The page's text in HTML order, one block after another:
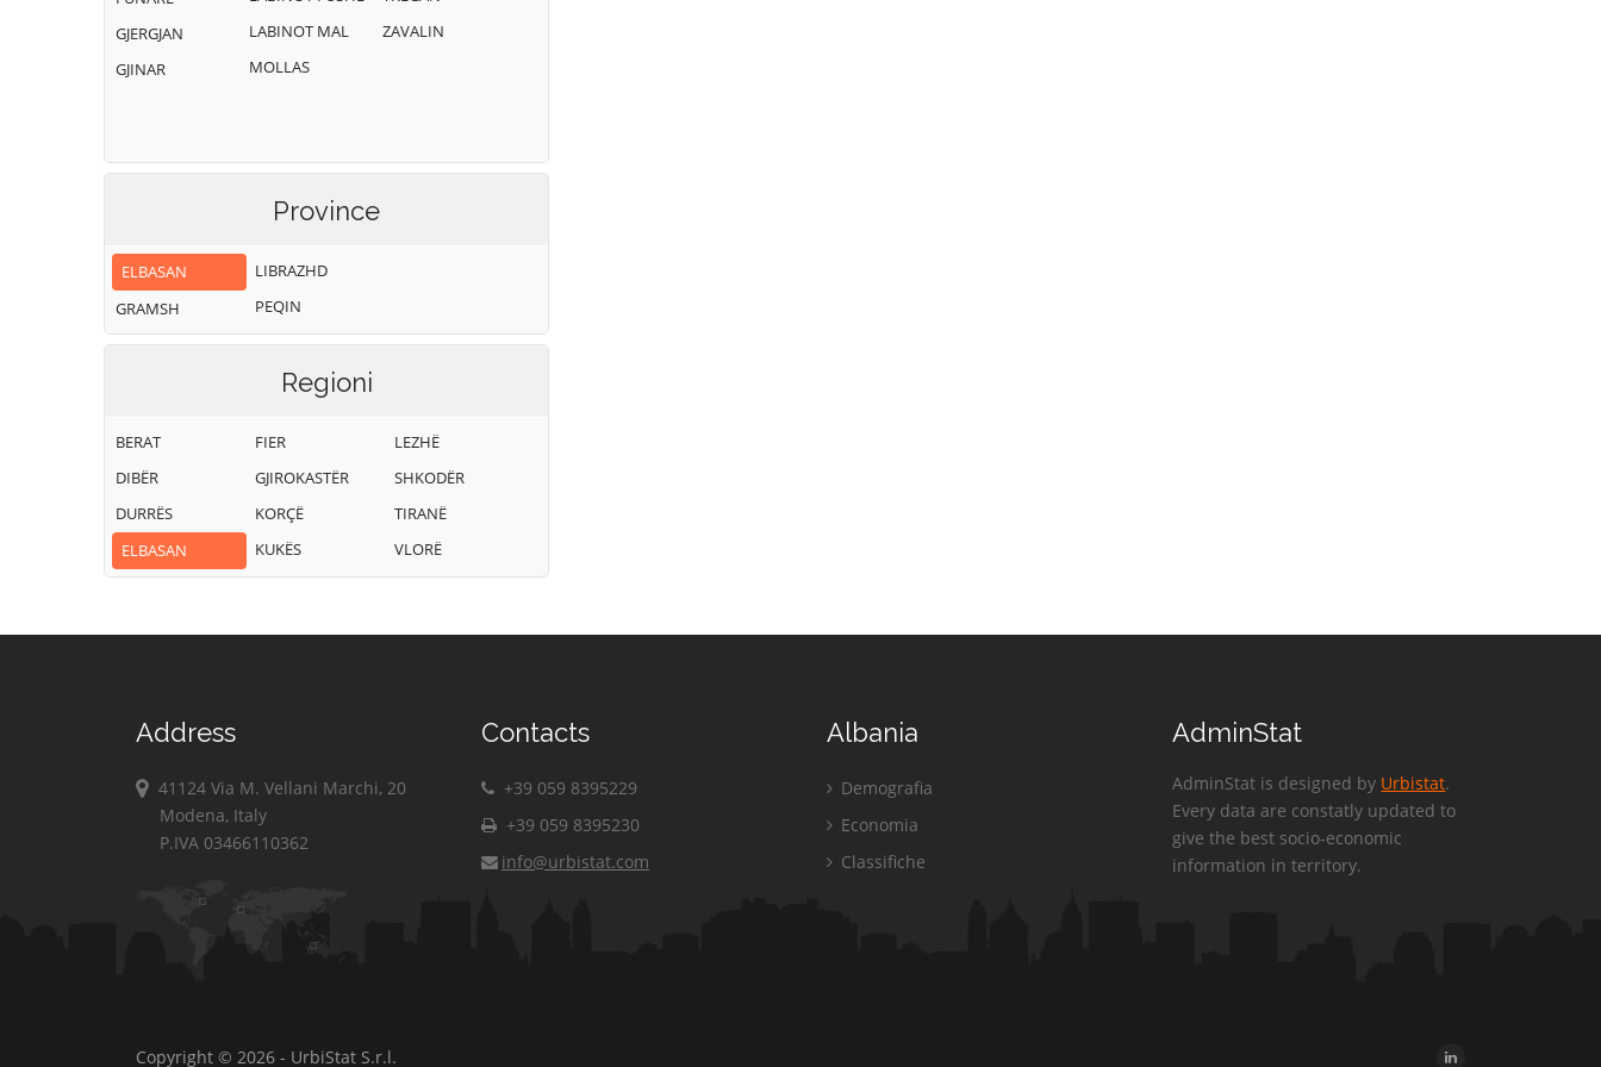
GJERGJAN
GJINAR
LABINOT MAL
MOLLAS
ZAVALIN
Province
ELBASAN
GRAMSH
LIBRAZHD
PEQIN
Regioni
BERAT
DIBËR
DURRËS
ELBASAN
FIER
GJIROKASTËR
KORÇË
KUKËS
LEZHË
SHKODËR
TIRANË
VLORË
Address
41124 Via M. Vellani Marchi, 20
Modena, Italy
P.IVA 03466110362
Contacts
+39 059 8395229
+39 059 8395230
info@urbistat.com
Albania
Demografia
Economia
Classifiche
AdminStat
AdminStat is designed by Urbistat.
Every data are constatly updated to
give the best socio-economic
information in territory.
Copyright © 2026 - UrbiStat S.r.l.